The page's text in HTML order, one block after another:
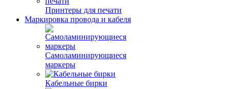
Принтеры для печати
Маркировка провода и кабеля
Самоламинирующиеся
маркеры
Кабельные бирки